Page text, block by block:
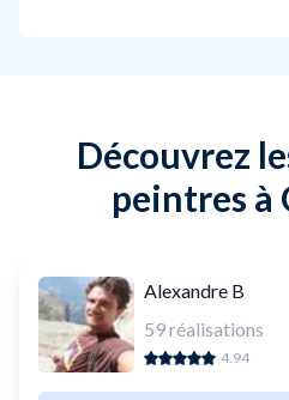
Découvrez
peintres à
Alexandre B
59réalisations
4.94